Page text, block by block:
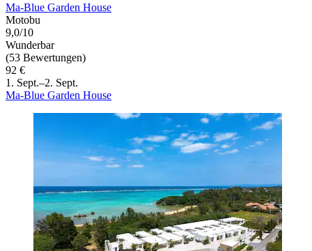
Ma-Blue Garden House
Motobu
9,0/10
Wunderbar
(53 Bewertungen)
92 €
1. Sept.–2. Sept.
Ma-Blue Garden House